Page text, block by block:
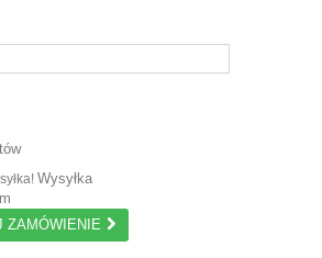
Wysyłka
ZAMÓWIENIE